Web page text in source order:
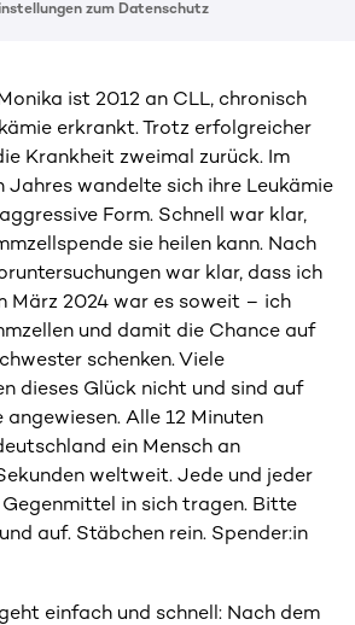
zum Datenschutz
ist 2012 an CLL, chronisch
erkrankt. Trotz erfolgreicher
Krankheit zweimal zurück. Im
Jahres wandelte sich ihre Leukämie
Form. Schnell war klar,
sie heilen kann. Nach
war klar, dass ich
März 2024 war es soweit – ich
und damit die Chance auf
schenken. Viele
dieses Glück nicht und sind auf
angewiesen. Alle 12 Minuten
ein Mensch an
weltweit. Jede und jeder
Gegenmittel in sich tragen. Bitte
auf. Stäbchen rein. Spender:in
einfach und schnell: Nach dem